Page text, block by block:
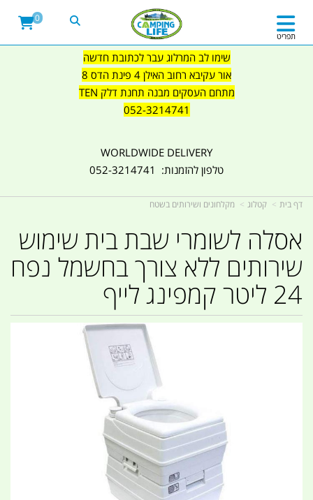
שימו לב המרלוג עבר לכתובת חדשה
אור עקיבא רחוב האילן 4 פינת הדס 8
מתחם העסקים מבנה תחנת דלק TEN
052-3214741
WORLDWIDE DELIVERY
טלפון להזמנות: 052-3214741
תפריט
0
דף בית קטלוג מקלחונים ושירותים בשטח
אסלה לשומרי שבת בית שימוש
שירותים ללא צורך בחשמל נפח
24 ליטר קמפינג לייף